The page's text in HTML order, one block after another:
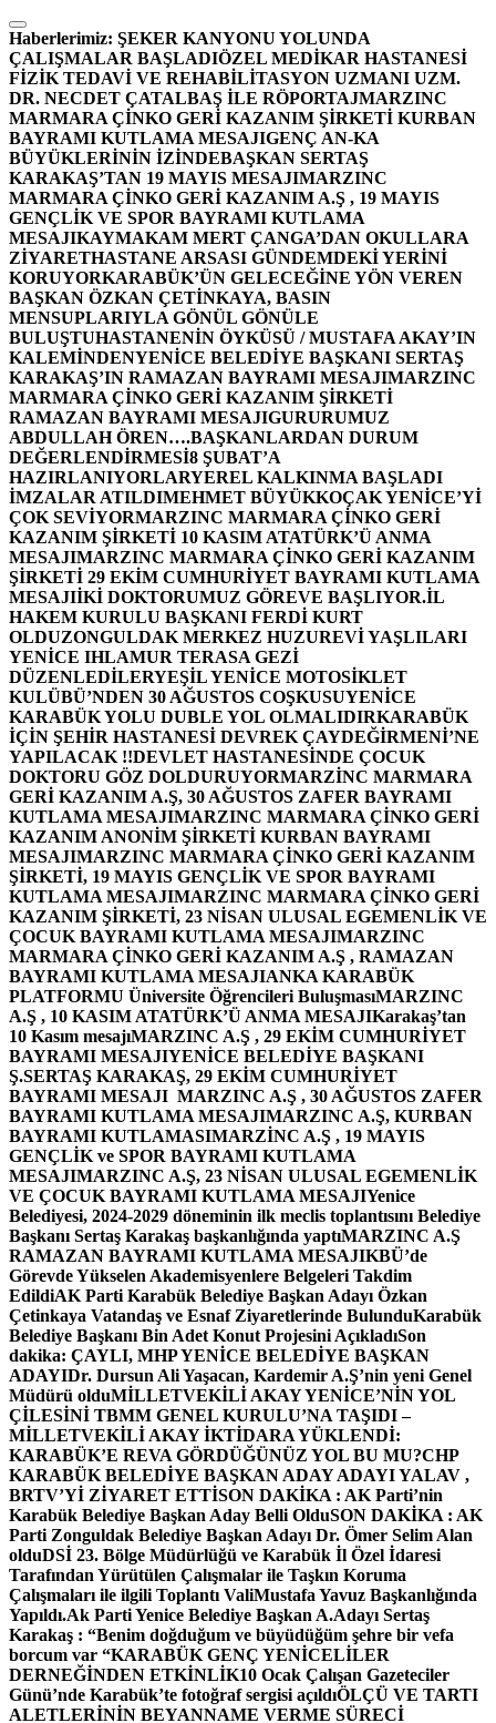
İçeriğe
atla
Haberlerimiz: ŞEKER KANYONU YOLUNDA
ÇALIŞMALAR BAŞLADIÖZEL MEDİKAR HASTANESİ
FİZİK TEDAVİ VE REHABİLİTASYON UZMANI UZM.
DR. NECDET ÇATALBAŞ İLE RÖPORTAJMARZINC
MARMARA ÇİNKO GERİ KAZANIM ŞİRKETİ KURBAN
BAYRAMI KUTLAMA MESAJIGENÇ AN-KA
BÜYÜKLERİNİN İZİNDEBAŞKAN SERTAŞ
KARAKAŞ’TAN 19 MAYIS MESAJIMARZINC
MARMARA ÇİNKO GERİ KAZANIM A.Ş , 19 MAYIS
GENÇLİK VE SPOR BAYRAMI KUTLAMA
MESAJIKAYMAKAM MERT ÇANGA’DAN OKULLARA
ZİYARETHASTANE ARSASI GÜNDEMDEKİ YERİNİ
KORUYORKARABÜK’ÜN GELECEĞİNE YÖN VEREN
BAŞKAN ÖZKAN ÇETİNKAYA, BASIN
MENSUPLARIYLA GÖNÜL GÖNÜLE
BULUŞTUHASTANENİN ÖYKÜSÜ / MUSTAFA AKAY’IN
KALEMİNDENYENİCE BELEDİYE BAŞKANI SERTAŞ
KARAKAŞ’IN RAMAZAN BAYRAMI MESAJIMARZINC
MARMARA ÇİNKO GERİ KAZANIM ŞİRKETİ
RAMAZAN BAYRAMI MESAJIGURURUMUZ
ABDULLAH ÖREN….BAŞKANLARDAN DURUM
DEĞERLENDİRMESİ8 ŞUBAT’A
HAZIRLANIYORLARYEREL KALKINMA BAŞLADI
İMZALAR ATILDIMEHMET BÜYÜKKOÇAK YENİCE’Yİ
ÇOK SEVİYORMARZINC MARMARA ÇİNKO GERİ
KAZANIM ŞİRKETİ 10 KASIM ATATÜRK’Ü ANMA
MESAJIMARZINC MARMARA ÇİNKO GERİ KAZANIM
ŞİRKETİ 29 EKİM CUMHURİYET BAYRAMI KUTLAMA
MESAJIİKİ DOKTORUMUZ GÖREVE BAŞLIYOR.İL
HAKEM KURULU BAŞKANI FERDİ KURT
OLDUZONGULDAK MERKEZ HUZUREVİ YAŞLILARI
YENİCE IHLAMUR TERASA GEZİ
DÜZENLEDİLERYEŞİL YENİCE MOTOSİKLET
KULÜBÜ’NDEN 30 AĞUSTOS COŞKUSUYENİCE
KARABÜK YOLU DUBLE YOL OLMALIDIRKARABÜK
İÇİN ŞEHİR HASTANESİ DEVREK ÇAYDEĞİRMENİ’NE
YAPILACAK !!DEVLET HASTANESİNDE ÇOCUK
DOKTORU GÖZ DOLDURUYORMARZİNC MARMARA
GERİ KAZANIM A.Ş, 30 AĞUSTOS ZAFER BAYRAMI
KUTLAMA MESAJIMARZINC MARMARA ÇİNKO GERİ
KAZANIM ANONİM ŞİRKETİ KURBAN BAYRAMI
MESAJIMARZINC MARMARA ÇİNKO GERİ KAZANIM
ŞİRKETİ, 19 MAYIS GENÇLİK VE SPOR BAYRAMI
KUTLAMA MESAJIMARZINC MARMARA ÇİNKO GERİ
KAZANIM ŞİRKETİ, 23 NİSAN ULUSAL EGEMENLİK VE
ÇOCUK BAYRAMI KUTLAMA MESAJIMARZINC
MARMARA ÇİNKO GERİ KAZANIM A.Ş , RAMAZAN
BAYRAMI KUTLAMA MESAJIANKA KARABÜK
PLATFORMU Üniversite Öğrencileri BuluşmasıMARZINC
A.Ş , 10 KASIM ATATÜRK’Ü ANMA MESAJIKarakaş’tan
10 Kasım mesajıMARZINC A.Ş , 29 EKİM CUMHURİYET
BAYRAMI MESAJIYENİCE BELEDİYE BAŞKANI
Ş.SERTAŞ KARAKAŞ, 29 EKİM CUMHURİYET
BAYRAMI MESAJI MARZINC A.Ş , 30 AĞUSTOS ZAFER
BAYRAMI KUTLAMA MESAJIMARZINC A.Ş, KURBAN
BAYRAMI KUTLAMASIMARZİNC A.Ş , 19 MAYIS
GENÇLİK ve SPOR BAYRAMI KUTLAMA
MESAJIMARZINC A.Ş, 23 NİSAN ULUSAL EGEMENLİK
VE ÇOCUK BAYRAMI KUTLAMA MESAJIYenice
Belediyesi, 2024-2029 döneminin ilk meclis toplantısını Belediye
Başkanı Sertaş Karakaş başkanlığında yaptıMARZINC A.Ş
RAMAZAN BAYRAMI KUTLAMA MESAJIKBÜ’de
Görevde Yükselen Akademisyenlere Belgeleri Takdim
EdildiAK Parti Karabük Belediye Başkan Adayı Özkan
Çetinkaya Vatandaş ve Esnaf Ziyaretlerinde BulunduKarabük
Belediye Başkanı Bin Adet Konut Projesini AçıkladıSon
dakika: ÇAYLI, MHP YENİCE BELEDİYE BAŞKAN
ADAYIDr. Dursun Ali Yaşacan, Kardemir A.Ş’nin yeni Genel
Müdürü olduMİLLETVEKİLİ AKAY YENİCE’NİN YOL
ÇİLESİNİ TBMM GENEL KURULU’NA TAŞIDI –
MİLLETVEKİLİ AKAY İKTİDARA YÜKLENDİ:
KARABÜK’E REVA GÖRDÜĞÜNÜZ YOL BU MU?CHP
KARABÜK BELEDİYE BAŞKAN ADAY ADAYI YALAV ,
BRTV’Yİ ZİYARET ETTİSON DAKİKA : AK Parti’nin
Karabük Belediye Başkan Aday Belli OlduSON DAKİKA : AK
Parti Zonguldak Belediye Başkan Adayı Dr. Ömer Selim Alan
olduDSİ 23. Bölge Müdürlüğü ve Karabük İl Özel İdaresi
Tarafından Yürütülen Çalışmalar ile Taşkın Koruma
Çalışmaları ile ilgili Toplantı ValiMustafa Yavuz Başkanlığında
Yapıldı.Ak Parti Yenice Belediye Başkan A.Adayı Sertaş
Karakaş : “Benim doğduğum ve büyüdüğüm şehre bir vefa
borcum var “KARABÜK GENÇ YENİCELİLER
DERNEĞİNDEN ETKİNLİK10 Ocak Çalışan Gazeteciler
Günü’nde Karabük’te fotoğraf sergisi açıldıÖLÇÜ VE TARTI
ALETLERİNİN BEYANNAME VERME SÜRECİ